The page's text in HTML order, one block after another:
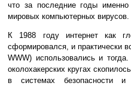
что за последние годы
мировых компьютерных вирусов.
К 1988 году интернет как
сформировался, и практически
WWW) использовались и
околохакерских кругах
в системах безопасности и